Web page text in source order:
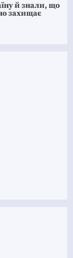
й знали, що
захищає